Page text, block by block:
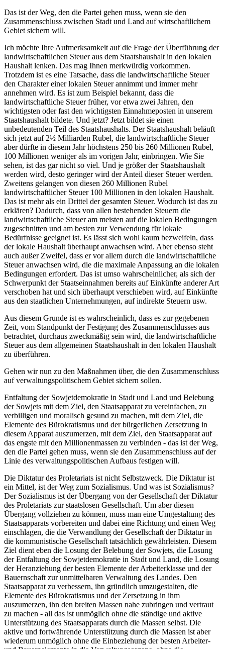
Das ist der Weg, den die Partei gehen muss, wenn sie den
Zusammenschluss zwischen Stadt und Land auf wirtschaftlichem
Gebiet sichern will.
Ich möchte Ihre Aufmerksamkeit auf die Frage der Überführung der
landwirtschaftlichen Steuer aus dem Staatshaushalt in den lokalen
Haushalt lenken. Das mag Ihnen merkwürdig vorkommen.
Trotzdem ist es eine Tatsache, dass die landwirtschaftliche Steuer
den Charakter einer lokalen Steuer annimmt und immer mehr
annehmen wird. Es ist zum Beispiel bekannt, dass die
landwirtschaftliche Steuer früher, vor etwa zwei Jahren, den
wichtigsten oder fast den wichtigsten Einnahmeposten in unserem
Staatshaushalt bildete. Und jetzt? Jetzt bildet sie einen
unbedeutenden Teil des Staatshaushalts. Der Staatshaushalt beläuft
sich jetzt auf 2½ Milliarden Rubel, die landwirtschaftliche Steuer
aber dürfte in diesem Jahr höchstens 250 bis 260 Millionen Rubel,
100 Millionen weniger als im vorigen Jahr, einbringen. Wie Sie
sehen, ist das gar nicht so viel. Und je größer der Staatshaushalt
werden wird, desto geringer wird der Anteil dieser Steuer werden.
Zweitens gelangen von diesen 260 Millionen Rubel
landwirtschaftlicher Steuer 100 Millionen in den lokalen Haushalt.
Das ist mehr als ein Drittel der gesamten Steuer. Wodurch ist das zu
erklären? Dadurch, dass von allen bestehenden Steuern die
landwirtschaftliche Steuer am meisten auf die lokalen Bedingungen
zugeschnitten und am besten zur Verwendung für lokale
Bedürfnisse geeignet ist. Es lässt sich wohl kaum bezweifeln, dass
der lokale Haushalt überhaupt anwachsen wird. Aber ebenso steht
auch außer Zweifel, dass er vor allem durch die landwirtschaftliche
Steuer anwachsen wird, die die maximale Anpassung an die lokalen
Bedingungen erfordert. Das ist umso wahrscheinlicher, als sich der
Schwerpunkt der Staatseinnahmen bereits auf Einkünfte anderer Art
verschoben hat und sich überhaupt verschieben wird, auf Einkünfte
aus den staatlichen Unternehmungen, auf indirekte Steuern usw.
Aus diesem Grunde ist es wahrscheinlich, dass es zur gegebenen
Zeit, vom Standpunkt der Festigung des Zusammenschlusses aus
betrachtet, durchaus zweckmäßig sein wird, die landwirtschaftliche
Steuer aus dem allgemeinen Staatshaushalt in den lokalen Haushalt
zu überführen.
Gehen wir nun zu den Maßnahmen über, die den Zusammenschluss
auf verwaltungspolitischem Gebiet sichern sollen.
Entfaltung der Sowjetdemokratie in Stadt und Land und Belebung
der Sowjets mit dem Ziel, den Staatsapparat zu vereinfachen, zu
verbilligen und moralisch gesund zu machen, mit dem Ziel, die
Elemente des Bürokratismus und der bürgerlichen Zersetzung in
diesem Apparat auszumerzen, mit dem Ziel, den Staatsapparat auf
das engste mit den Millionenmassen zu verbinden - das ist der Weg,
den die Partei gehen muss, wenn sie den Zusammenschluss auf der
Linie des verwaltungspolitischen Aufbaus festigen will.
Die Diktatur des Proletariats ist nicht Selbstzweck. Die Diktatur ist
ein Mittel, ist der Weg zum Sozialismus. Und was ist Sozialismus?
Der Sozialismus ist der Übergang von der Gesellschaft der Diktatur
des Proletariats zur staatslosen Gesellschaft. Um aber diesen
Übergang vollziehen zu können, muss man eine Umgestaltung des
Staatsapparats vorbereiten und dabei eine Richtung und einen Weg
einschlagen, die die Verwandlung der Gesellschaft der Diktatur in
die kommunistische Gesellschaft tatsächlich gewährleisten. Diesem
Ziel dient eben die Losung der Belebung der Sowjets, die Losung
der Entfaltung der Sowjetdemokratie in Stadt und Land, die Losung
der Heranziehung der besten Elemente der Arbeiterklasse und der
Bauernschaft zur unmittelbaren Verwaltung des Landes. Den
Staatsapparat zu verbessern, ihn gründlich umzugestalten, die
Elemente des Bürokratismus und der Zersetzung in ihm
auszumerzen, ihn den breiten Massen nahe zubringen und vertraut
zu machen - all das ist unmöglich ohne die ständige und aktive
Unterstützung des Staatsapparats durch die Massen selbst. Die
aktive und fortwährende Unterstützung durch die Massen ist aber
wiederum unmöglich ohne die Einbeziehung der besten Arbeiter-